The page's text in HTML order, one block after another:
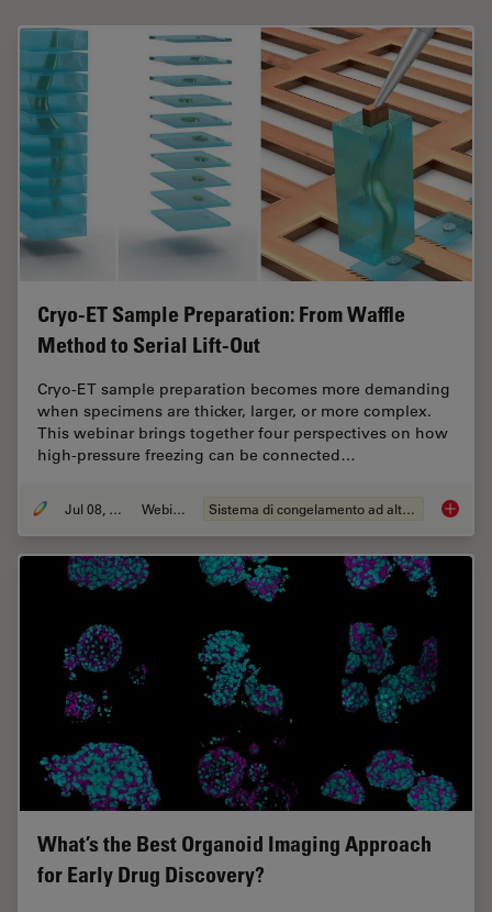
Cryo-ET Sample Preparation: From Waffle
Method to Serial Lift-Out
Cryo-ET sample preparation becomes more demanding
when specimens are thicker, larger, or more complex.
This webinar brings together four perspectives on how
high-pressure freezing can be connected…
Jul 08, 2026 Webinar: Sistema di congelamento ad alta pressione Cryo-
What’s the Best Organoid Imaging Approach
for Early Drug Discovery?